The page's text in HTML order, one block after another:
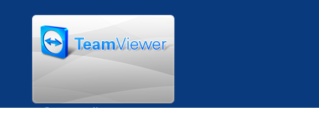
Support clients